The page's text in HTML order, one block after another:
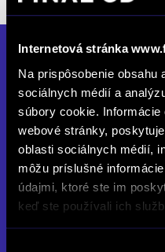
Internetová stránka
Na prispôsobenie
sociálnych médií a
súbory cookie.
webové stránky,
oblasti sociálnych médií,
môžu príslušné
údajmi, ktoré ste im
keď ste používali ich
FINAL-CD
Nadjazdová 12, 971 01
Otvorené
Po až Pia: 08:00 - 17:00
So: 09:00 - 12:00
info.pd@finalcd.sk
+421 908 020 800